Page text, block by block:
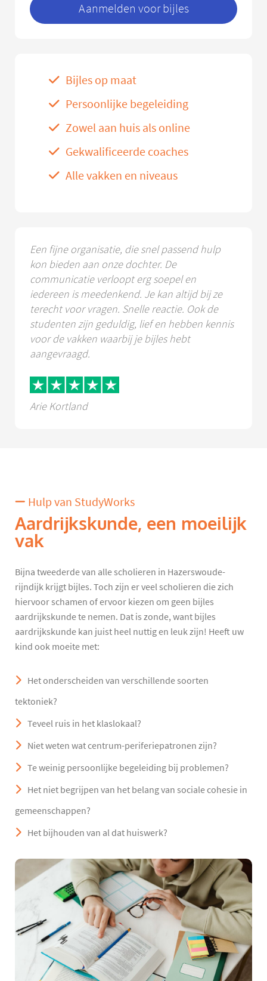
Aanmelden voor bijles
Bijles op maat
Persoonlijke begeleiding
Zowel aan huis als online
Gekwalificeerde coaches
Alle vakken en niveaus
Een fijne organisatie, die snel passend hulp
kon bieden aan onze dochter. De
communicatie verloopt erg soepel en
iedereen is meedenkend. Je kan altijd bij ze
terecht voor vragen. Snelle reactie. Ook de
studenten zijn geduldig, lief en hebben kennis
voor de vakken waarbij je bijles hebt
aangevraagd.
Arie Kortland
Hulp van StudyWorks
Aardrijkskunde, een moeilijk
vak
Bijna tweederde van alle scholieren in Hazerswoude-
rijndijk krijgt bijles. Toch zijn er veel scholieren die zich
hiervoor schamen of ervoor kiezen om geen bijles
aardrijkskunde te nemen. Dat is zonde, want bijles
aardrijkskunde kan juist heel nuttig en leuk zijn! Heeft uw
kind ook moeite met:
Het onderscheiden van verschillende soorten
tektoniek?
Teveel ruis in het klaslokaal?
Niet weten wat centrum-periferiepatronen zijn?
Te weinig persoonlijke begeleiding bij problemen?
Het niet begrijpen van het belang van sociale cohesie in
gemeenschappen?
Het bijhouden van al dat huiswerk?